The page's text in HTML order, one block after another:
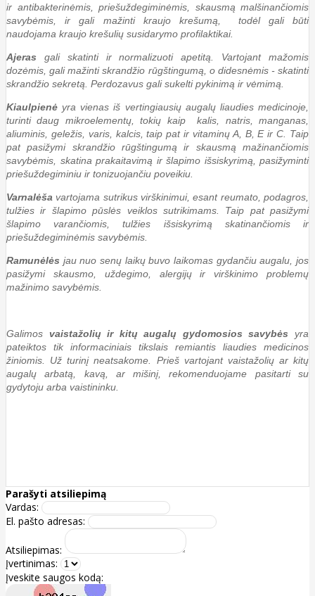
ir antibakterinėmis, priešuždegiminėmis, skausmą malšinančiomis
savybėmis, ir gali mažinti kraujo krešumą, todėl gali būti
naudojama kraujo krešulių susidarymo profilaktikai.
Ajeras gali skatinti ir normalizuoti apetitą. Vartojant mažomis
dozėmis, gali mažinti skrandžio rūgštingumą, o didesnėmis - skatinti
skrandžio sekretą. Perdozavus gali sukelti pykinimą ir vėmimą.
Kiaulpienė yra vienas iš vertingiausių augalų liaudies medicinoje,
turinti daug mikroelementų, tokių kaip kalis, natris, manganas,
aliuminis, geležis, varis, kalcis, taip pat ir vitaminų A, B, E ir C. Taip
pat pasižymi skrandžio rūgštingumą ir skausmą mažinančiomis
savybėmis, skatina prakaitavimą ir šlapimo išsiskyrimą, pasižyminti
priešuždegiminiu ir tonizuojančiu poveikiu.
Varnalėša vartojama sutrikus virškinimui, esant reumato, podagros,
tulžies ir šlapimo pūslės veiklos sutrikimams. Taip pat pasižymi
šlapimo varančiomis, tulžies išsiskyrimą skatinančiomis ir
priešuždegiminėmis savybėmis.
Ramunėlės jau nuo senų laikų buvo laikomas gydančiu augalu, jos
pasižymi skausmo, uždegimo, alergijų ir virškinimo problemų
mažinimo savybėmis.
Galimos vaistažolių ir kitų augalų gydomosios savybės yra
pateiktos tik informaciniais tikslais remiantis liaudies medicinos
žiniomis. Už turinį neatsakome. Prieš vartojant vaistažolių ar kitų
augalų arbatą, kavą, ar mišinį, rekomenduojame pasitarti su
gydytoju arba vaistininku.
Parašyti atsiliepimą
Vardas:
El. pašto adresas:
Atsiliepimas:
Įvertinimas:
Įveskite saugos kodą: